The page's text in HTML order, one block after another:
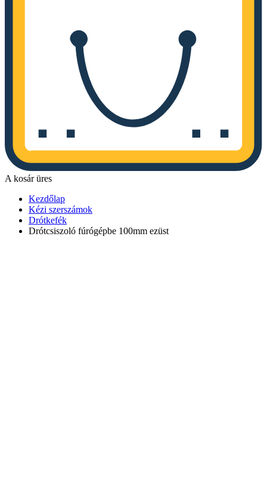
A kosár üres
Kezdőlap
Kézi szerszámok
Drótkefék
Drótcsiszoló fúrógépbe 100mm ezüst